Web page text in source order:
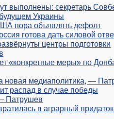
выполнены: секретарь
Украины
пора объявлять дефолт
готова дать силовой
центры подготовки
«конкретные меры» по
новая медиаполитика, —
распад в случае победы
Патрушев
в аграрный придаток